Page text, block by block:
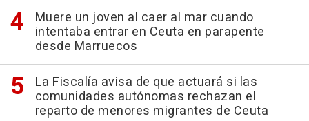
Muere un joven al caer al mar cuando
intentaba entrar en Ceuta en parapente
desde Marruecos
La Fiscalía avisa de que actuará si las
comunidades autónomas rechazan el
reparto de menores migrantes de Ceuta